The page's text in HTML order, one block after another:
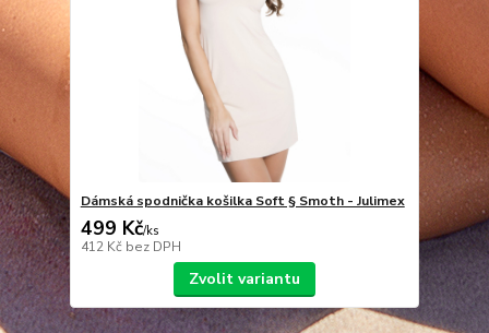
Dámská spodnička košilka Soft § Smoth - Julimex
499 Kč/ks
412 Kč bez DPH
Zvolit variantu